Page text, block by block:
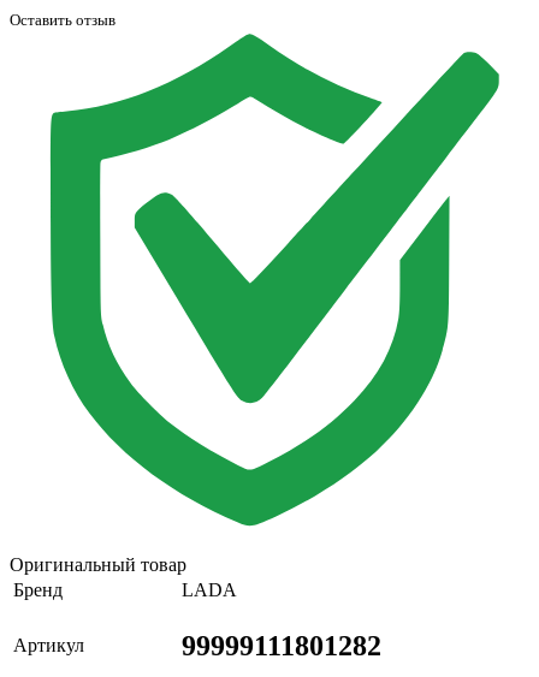
Оставить отзыв
Оригинальный товар
Бренд
LADA
Артикул 99999111801282